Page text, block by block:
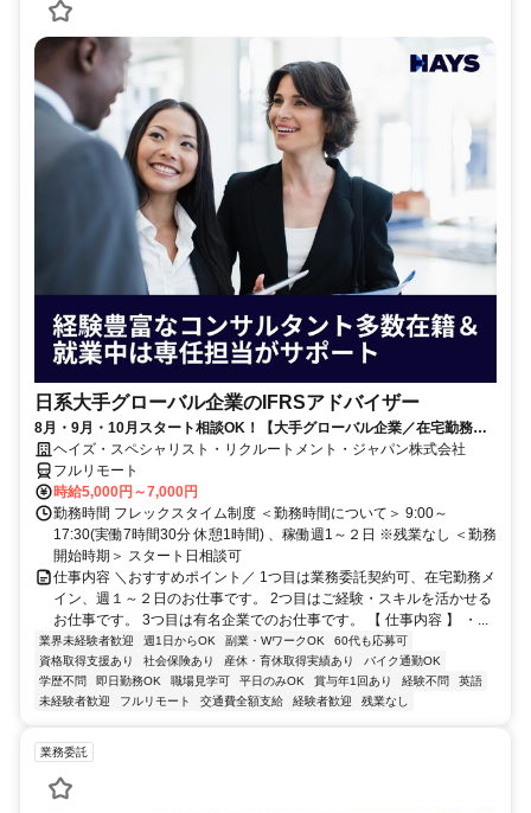
日系大手グローバル企業のIFRSアドバイザー
8月・9月・10月スタート相談OK！【大手グローバル企業／在宅勤務メ
イン／週1～2日勤務】IFRSアドバイザー
ヘイズ・スペシャリスト・リクルートメント・ジャパン株式会社
フルリモート
時給5,000円～7,000円
勤務時間 フレックスタイム制度 ＜勤務時間について＞ 9:00～
17:30(実働7時間30分 休憩1時間) 、稼働週1～２日 ※残業なし ＜勤務
開始時期＞ スタート日相談可
仕事内容 ＼おすすめポイント／ 1つ目は業務委託契約可、在宅勤務メ
イン、週１～２日のお仕事です。 2つ目はご経験・スキルを活かせる
お仕事です。 3つ目は有名企業でのお仕事です。 【 仕事内容 】 ・...
業界未経験者歓迎 週1日からOK 副業・WワークOK
60代も応募可
資格取得支援あり
社会保険あり 産休・育休取得実績あり
バイク通勤OK
学歴不問
即日勤務OK 職場見学可 平日のみOK 賞与年1回あり 経験不問
英語
未経験者歓迎
フルリモート 交通費全額支給 経験者歓迎 残業なし
業務委託